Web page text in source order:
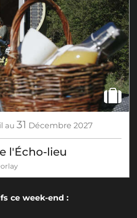
au 31 Décembre 2027
l'Écho-lieu
ce week-end :